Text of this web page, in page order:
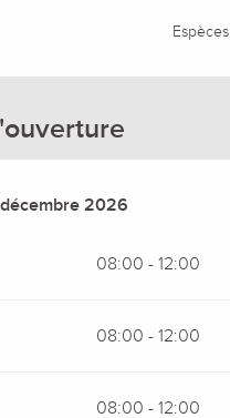
Espèces
au23 décembre 2026
2026
08:00 - 12:00
08:00 - 12:00
08:00 - 12:00